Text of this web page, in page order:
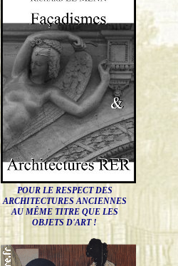
POUR LE RESPECT DES
ARCHITECTURES ANCIENNES
AU MÊME TITRE QUE LES
OBJETS D'ART !